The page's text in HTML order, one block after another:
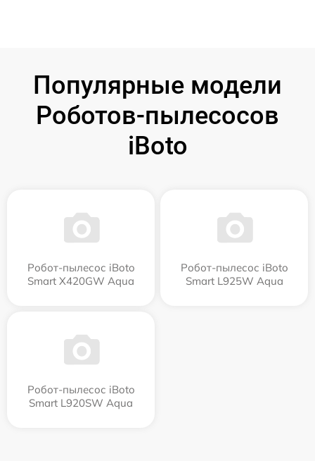
Популярные модели
Роботов-пылесосов
iBoto
Робот-пылесос iBoto
Smart Х420GW Aqua
Робот-пылесос iBoto
Smart L925W Aqua
Робот-пылесос iBoto
Smart L920SW Aqua